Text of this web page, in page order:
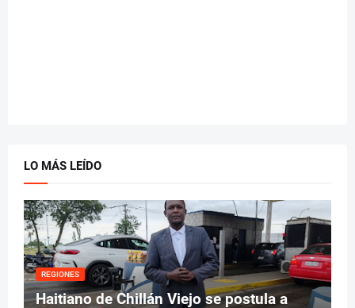
LO MÁS LEÍDO
REGIONES
Haitiano de Chillán Viejo se postula a